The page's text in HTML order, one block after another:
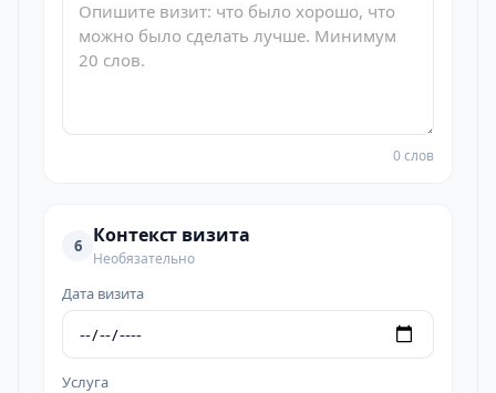
0 слов
6 Контекст визита
Необязательно
Дата визита
Услуга